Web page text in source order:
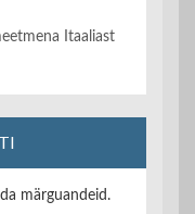
Itaaliast
märguandeid.